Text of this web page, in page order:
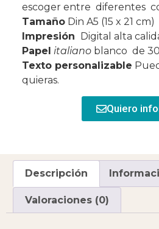
escoger entre diferentes
Tamaño Din A5 (15 x 21 cm)
Impresión Digital alta
Papel italiano blanco de
Texto personalizable
quieras.
Quiero
Descripción
Valoraciones (0)